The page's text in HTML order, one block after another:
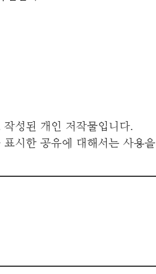
작성된 개인 저작물입니다.
시한 공유에 대해서는 사용